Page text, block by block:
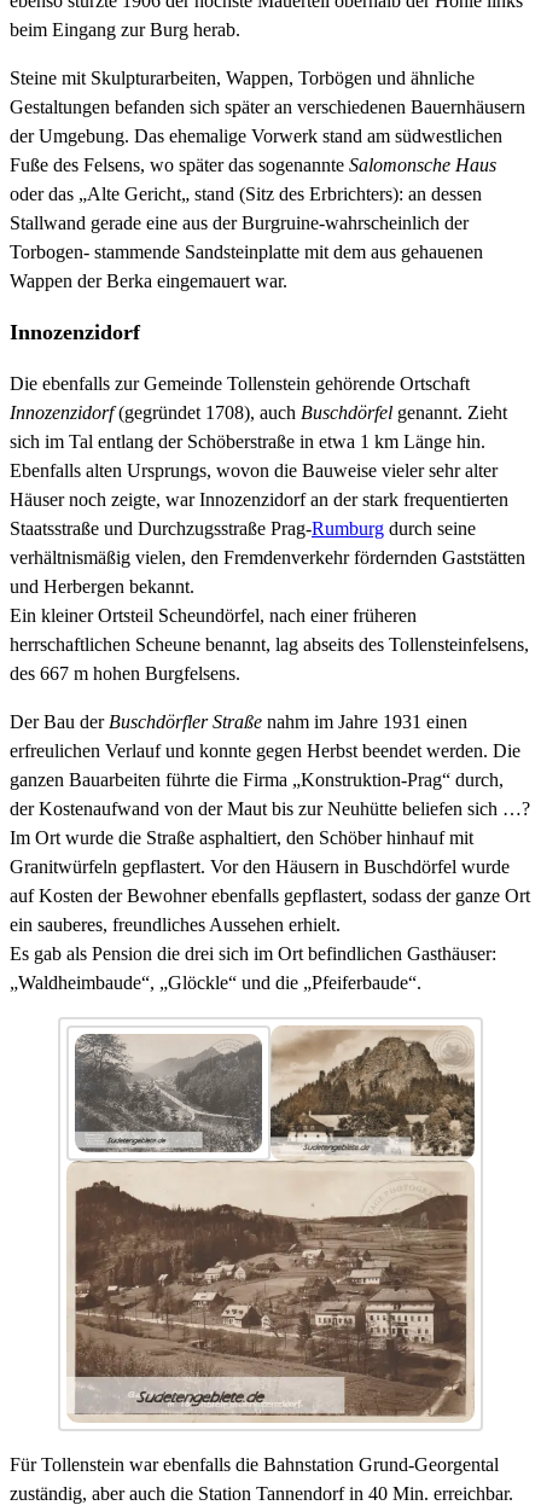
beim Eingang zur Burg herab.
Steine mit Skulpturarbeiten, Wappen, Torbögen und ähnliche
Gestaltungen befanden sich später an verschiedenen Bauernhäusern
der Umgebung. Das ehemalige Vorwerk stand am südwestlichen
Fuße des Felsens, wo später das sogenannte Salomonsche Haus
oder das „Alte Gericht„ stand (Sitz des Erbrichters): an dessen
Stallwand gerade eine aus der Burgruine-wahrscheinlich der
Torbogen- stammende Sandsteinplatte mit dem aus gehauenen
Wappen der Berka eingemauert war.
Innozenzidorf
Die ebenfalls zur Gemeinde Tollenstein gehörende Ortschaft
Innozenzidorf(gegründet 1708), auch Buschdörfel genannt. Zieht
sich im Tal entlang der Schöberstraße in etwa 1 km Länge hin.
Ebenfalls alten Ursprungs, wovon die Bauweise vieler sehr alter
Häuser noch zeigte, war Innozenzidorf an der stark frequentierten
Staatsstraße und Durchzugsstraße Prag-Rumburg durch seine
verhältnismäßig vielen, den Fremdenverkehr fördernden Gaststätten
und Herbergen bekannt.
Ein kleiner Ortsteil Scheundörfel, nach einer früheren
herrschaftlichen Scheune benannt, lag abseits des Tollensteinfelsens,
des 667 m hohen Burgfelsens.
Der Bau der Buschdörfler Straße nahm im Jahre 1931 einen
erfreulichen Verlauf und konnte gegen Herbst beendet werden. Die
ganzen Bauarbeiten führte die Firma „Konstruktion-Prag“ durch,
der Kostenaufwand von der Maut bis zur Neuhütte beliefen sich …?
Im Ort wurde die Straße asphaltiert, den Schöber hinhauf mit
Granitwürfeln gepflastert. Vor den Häusern in Buschdörfel wurde
auf Kosten der Bewohner ebenfalls gepflastert, sodass der ganze Ort
ein sauberes, freundliches Aussehen erhielt.
Es gab als Pension die drei sich im Ort befindlichen Gasthäuser:
„Waldheimbaude“, „Glöckle“ und die „Pfeiferbaude“.
Für Tollenstein war ebenfalls die Bahnstation Grund-Georgental
zuständig, aber auch die Station Tannendorf in 40 Min. erreichbar.